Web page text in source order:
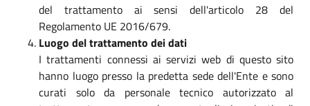
del trattamento ai sensi dell'articolo 28 del
Regolamento UE 2016/679.
Luogo del trattamento dei dati
I trattamenti connessi ai servizi web di questo sito
hanno luogo presso la predetta sede dell'Ente e sono
curati solo da personale tecnico autorizzato al